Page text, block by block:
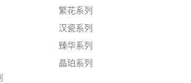
繁花系列
汉瓷系列
臻华系列
晶珀系列